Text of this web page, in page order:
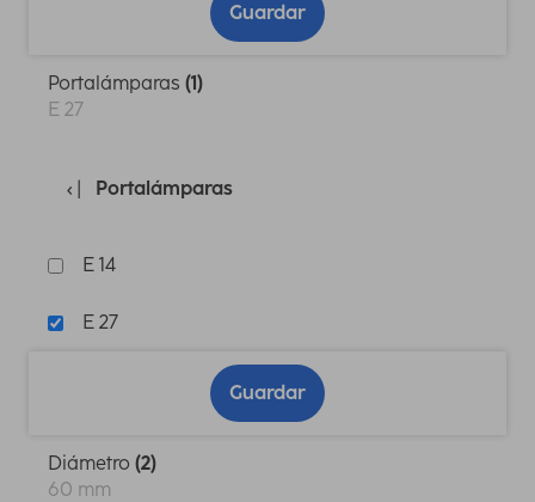
Guardar
Portalámparas (1)
E 27
Portalámparas
E 14
E 27
Guardar
Diámetro (2)
60 mm